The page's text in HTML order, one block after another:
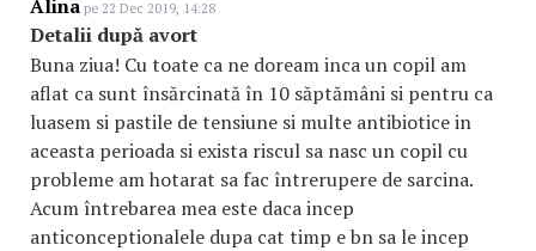
Alina pe 22 Dec 2019, 14:28
Detalii după avort
Buna ziua! Cu toate ca ne doream inca un copil am
aflat ca sunt însărcinată în 10 săptămâni si pentru ca
luasem si pastile de tensiune si multe antibiotice in
aceasta perioada si exista riscul sa nasc un copil cu
probleme am hotarat sa fac întrerupere de sarcina.
Acum întrebarea mea este daca incep
anticonceptionalele dupa cat timp e bn sa le incep